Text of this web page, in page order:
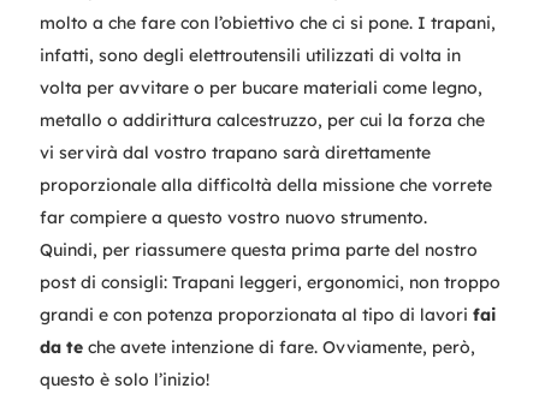
molto a che fare con l’obiettivo che ci si pone. I trapani,
infatti, sono degli elettroutensili utilizzati di volta in
volta per avvitare o per bucare materiali come legno,
metallo o addirittura calcestruzzo, per cui la forza che
vi servirà dal vostro trapano sarà direttamente
proporzionale alla difficoltà della missione che vorrete
far compiere a questo vostro nuovo strumento.
Quindi, per riassumere questa prima parte del nostro
post di consigli: Trapani leggeri, ergonomici, non troppo
grandi e con potenza proporzionata al tipo di lavori fai
da teche avete intenzione di fare. Ovviamente, però,
questo è solo l’inizio!